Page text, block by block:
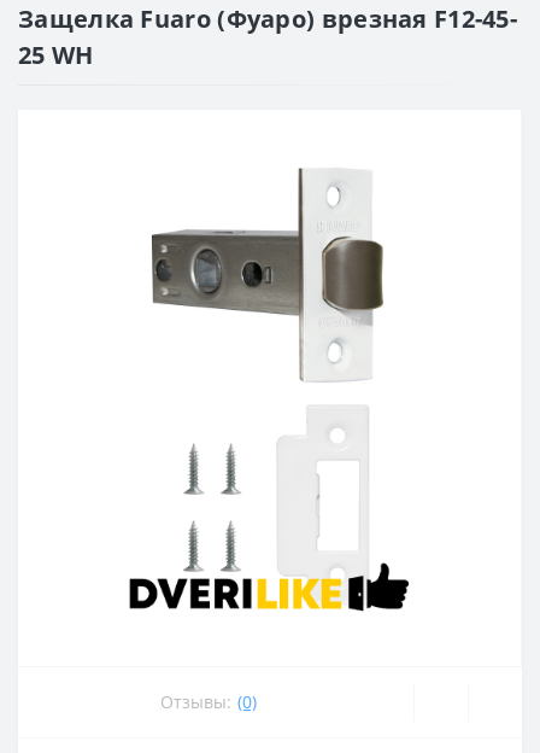
Защелка Fuaro (Фуаро) врезная F12-45-
25 WH
Отзывы: (0)